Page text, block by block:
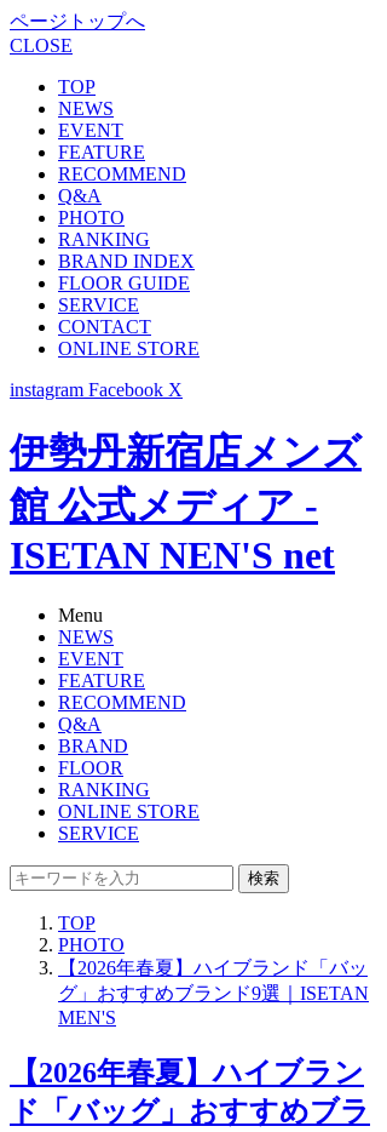
ページトップへ
CLOSE
TOP
NEWS
EVENT
FEATURE
RECOMMEND
Q&A
PHOTO
RANKING
BRAND INDEX
FLOOR GUIDE
SERVICE
CONTACT
ONLINE STORE
instagram Facebook X
伊勢丹新宿店メンズ
館 公式メディア -
ISETAN NEN'S net
Menu
NEWS
EVENT
FEATURE
RECOMMEND
Q&A
BRAND
FLOOR
RANKING
ONLINE STORE
SERVICE
検索
TOP
PHOTO
【2026年春夏】ハイブランド「バッ
グ」おすすめブランド9選｜ISETAN
MEN'S
【2026年春夏】ハイブラン
ド「バッグ」おすすめブラ